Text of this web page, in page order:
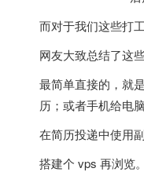
而对于我们这些打
网友大致总结了这
最简单直接的，就
历；或者手机给电
在简历投递中使用
搭建个 vps 再浏览。